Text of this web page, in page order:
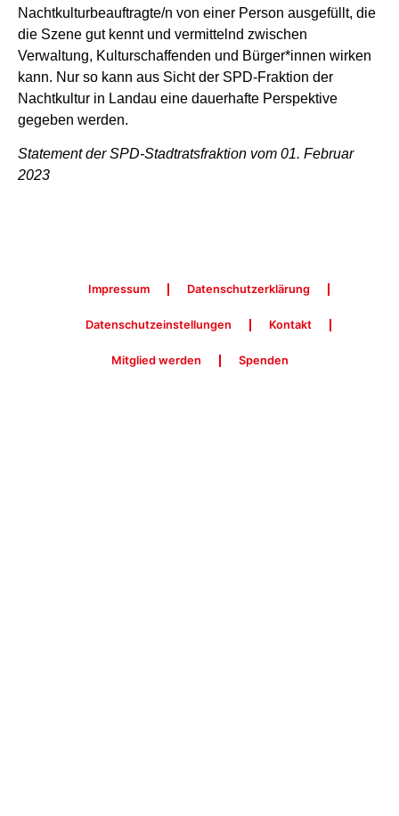
Nachtkulturbeauftragte/n von einer Person ausgefüllt, die
die Szene gut kennt und vermittelnd zwischen
Verwaltung, Kulturschaffenden und Bürger*innen wirken
kann. Nur so kann aus Sicht der SPD-Fraktion der
Nachtkultur in Landau eine dauerhafte Perspektive
gegeben werden.
Statement der SPD-Stadtratsfraktion vom 01. Februar
2023
Impressum Datenschutzerklärung
Datenschutzeinstellungen Kontakt
Mitglied werden Spenden